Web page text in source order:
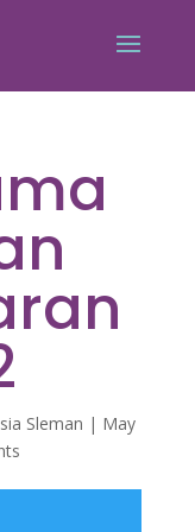
Sleman | May